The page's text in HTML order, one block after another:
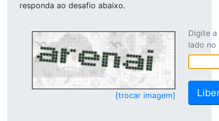
responda ao desafio abaixo.
[trocar imagem]
Digite
lado no